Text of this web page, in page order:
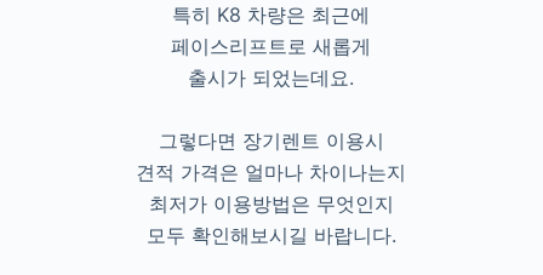
특히 K8 차량은 최근에
페이스리프트로 새롭게
출시가 되었는데요.
그렇다면 장기렌트 이용시
견적 가격은 얼마나 차이나는지
최저가 이용방법은 무엇인지
모두 확인해보시길 바랍니다.